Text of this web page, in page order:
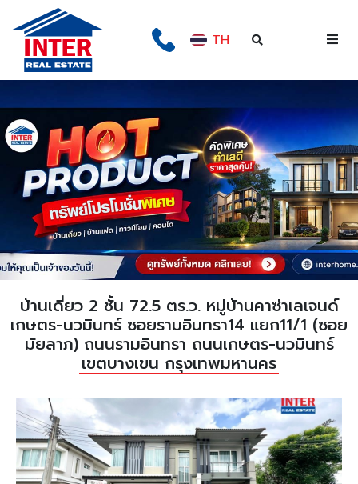
TH
บ้านเดี่ยว 2 ชั้น 72.5 ตร.ว. หมู่บ้านคาซ่าเลเจนด์
เกษตร-นวมินทร์ ซอยรามอินทรา14 แยก11/1 (ซอย
มัยลาภ) ถนนรามอินทรา ถนนเกษตร-นวมินทร์
เขตบางเขน กรุงเทพมหานคร